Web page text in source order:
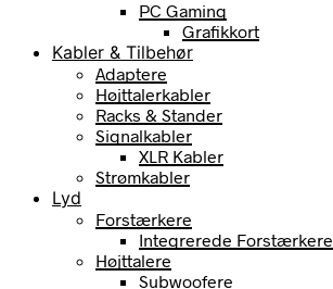
PC Gaming
Grafikkort
Kabler & Tilbehør
Adaptere
Højttalerkabler
Racks & Stander
Signalkabler
XLR Kabler
Strømkabler
Lyd
Forstærkere
Integrerede Forstærkere
Højttalere
Subwoofere